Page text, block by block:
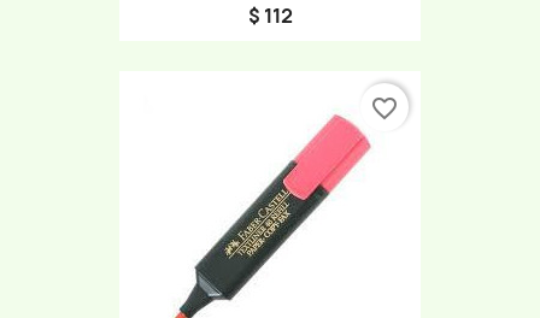
$ 112
favorite_border